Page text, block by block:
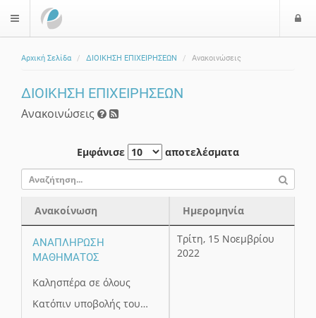
$langMenu
Αρχική Σελίδα ΔΙΟΙΚΗΣΗ ΕΠΙΧΕΙΡΗΣΕΩΝ Ανακοινώσεις
ΔΙΟΙΚΗΣΗ ΕΠΙΧΕΙΡΗΣΕΩΝ
Ανακοινώσεις
Εμφάνισε αποτελέσματα
Ανακοίνωση
Ημερομηνία
Ημερομηνία
ΑΝΑΠΛΗΡΩΣΗ
ΜΑΘΗΜΑΤΟΣ
Καλησπέρα σε όλους
Κατόπιν υποβολής του…
Τρίτη, 15 Νοεμβρίου
2022